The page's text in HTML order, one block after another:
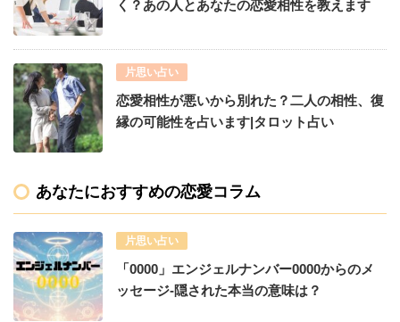
く？あの人とあなたの恋愛相性を教えます
片思い占い
恋愛相性が悪いから別れた？二人の相性、復
縁の可能性を占います|タロット占い
あなたにおすすめの恋愛コラム
片思い占い
「0000」エンジェルナンバー0000からのメ
ッセージ-隠された本当の意味は？